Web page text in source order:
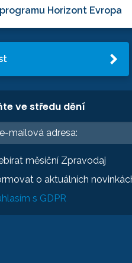
Horizont Evropa
ve středu dění
měsíční Zpravodaj
o aktuálních
s GDPR